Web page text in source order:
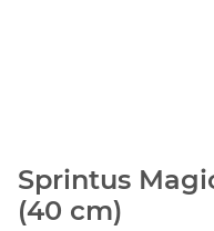
Sprintus
(40 cm)